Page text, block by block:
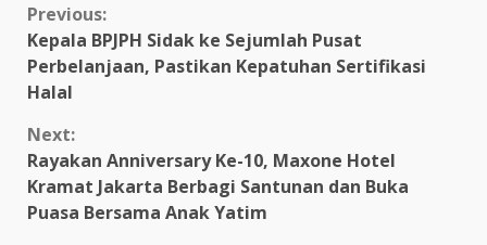
Continue
Reading
Previous:
Kepala BPJPH Sidak ke Sejumlah Pusat
Perbelanjaan, Pastikan Kepatuhan Sertifikasi
Halal
Next:
Rayakan Anniversary Ke-10, Maxone Hotel
Kramat Jakarta Berbagi Santunan dan Buka
Puasa Bersama Anak Yatim